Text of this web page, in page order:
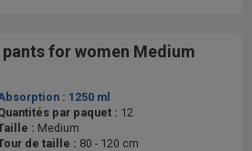
for women Medium
: 1250 ml
par paquet : 12
: Medium
de taille : 80 - 120 cm